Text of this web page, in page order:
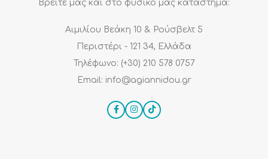
Βρείτε μας και στο φυσικό μας κατάστημα:
Αιμιλίου Βεάκη 10 & Ρούσβελτ 5
Περιστέρι - 121 34, Ελλάδα
Τηλέφωνο: (+30) 210 578 0757
Email: info@agiannidou.gr